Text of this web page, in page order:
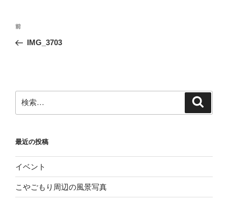
投
ナ
ー
シ
前
の
前
IMG_3703
索:
最近の投稿
イベント
こやごもり周辺の風景写真